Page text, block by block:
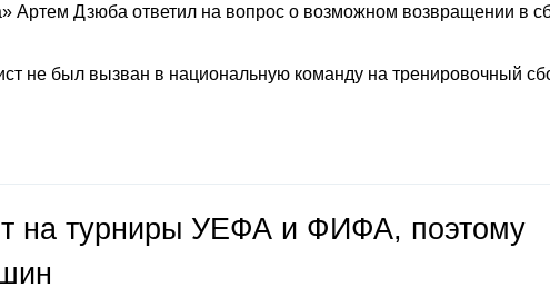
Артем Дзюба ответил на вопрос о возможном возвращении в
не был вызван в национальную команду на тренировочный
на турниры УЕФА и ФИФА, поэтому